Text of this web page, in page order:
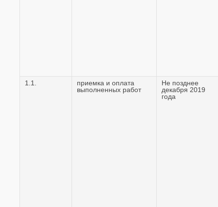
1.1.
приемка и оплата
выполненных работ
Не позднее
декабря 2019
года